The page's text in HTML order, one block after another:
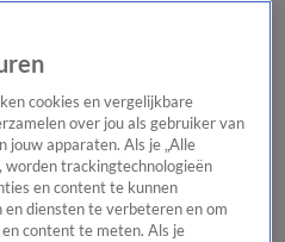
Het beste van Hart
Tip de
cookies en vergelijkbare
over jou als gebruiker van
jouw apparaten. Als je „Alle
worden trackingtechnologieën
en content te kunnen
en diensten te verbeteren en om
content te meten. Als je